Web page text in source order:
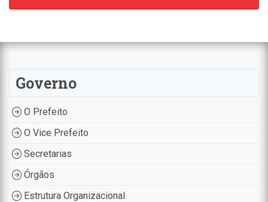
Governo
O Prefeito
O Vice Prefeito
Secretarias
Órgãos
Estrutura Organizacional